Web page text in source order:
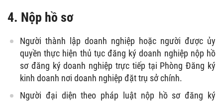
4. Nộp hồ sơ
Người thành lập doanh nghiệp hoặc người được ủy
quyền thực hiện thủ tục đăng ký doanh nghiệp nộp hồ
sơ đăng ký doanh nghiệp trực tiếp tại Phòng Đăng ký
kinh doanh nơi doanh nghiệp đặt trụ sở chính.
Người đại diện theo pháp luật nộp hồ sơ đăng ký